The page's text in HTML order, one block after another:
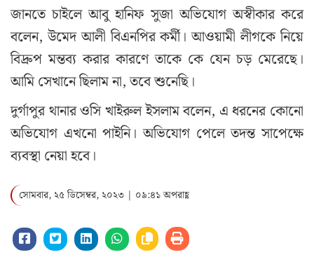
জানতে চাইলে আবু হানিফ সুজা অভিযোগ অস্বীকার করে
বলেন, উমেদ আলী বিএনপির কর্মী। আওয়ামী লীগকে নিয়ে
বিদ্রুপ মন্তব্য করার কারণে তাকে কে যেন চড় মেরেছে।
আমি সেখানে ছিলাম না, তবে শুনেছি।
দুর্গাপুর থানার ওসি খাইরুল ইসলাম বলেন, এ ধরনের কোনো
অভিযোগ এখনো পাইনি। অভিযোগ পেলে তদন্ত সাপেক্ষে
ব্যবস্থা নেয়া হবে।
সোমবার, ২৫ ডিসেম্বর, ২০২৩ | ০৯:৪১ অপরাহ্ণ